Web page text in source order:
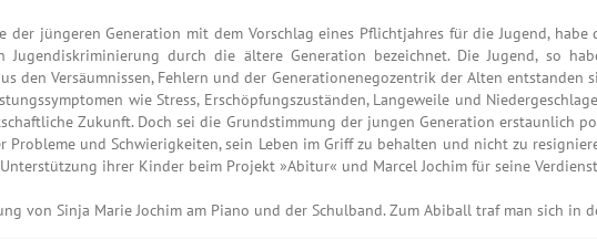
der jüngeren Generation mit dem Vorschlag eines Pflichtjahres für die Jugend, habe
Jugendiskriminierung durch die ältere Generation bezeichnet. Die Jugend, so
den Versäumnissen, Fehlern und der Generationenegozentrik der Alten entstanden
wie Stress, Erschöpfungszuständen, Langeweile und
Zukunft. Doch sei die Grundstimmung der jungen Generation erstaunlich
und Schwierigkeiten, sein Leben im Griff zu behalten und nicht zu
ihrer Kinder beim Projekt »Abitur« und Marcel Jochim für seine
von Sinja Marie Jochim am Piano und der Schulband. Zum Abiball traf man sich in